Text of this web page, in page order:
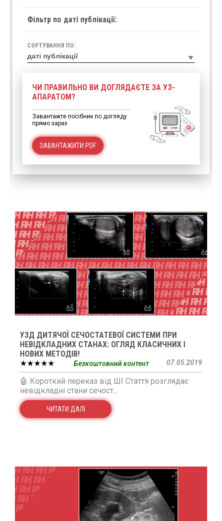
Фільтр по даті публікації:
СОРТУВАННЯ ПО:
ЧИ ПРАВИЛЬНО ВИ ДОГЛЯДАЄТЕ ЗА УЗ-
АПАРАТОМ?
Завантажте посібник по догляду
прямо зараз
ЗАВАНТАЖИТИ PDF
УЗД ДИТЯЧОЇ СЕЧОСТАТЕВОЇ СИСТЕМИ ПРИ
НЕВІДКЛАДНИХ СТАНАХ: ОГЛЯД КЛАСИЧНИХ І
НОВИХ МЕТОДІВ!
★★★★★
07.05.2019
Безкоштовний контент
🤖 Короткий переказ від ШІ Стаття розглядає
невідкладні стани сечост...
ЧИТАТИ ДАЛІ